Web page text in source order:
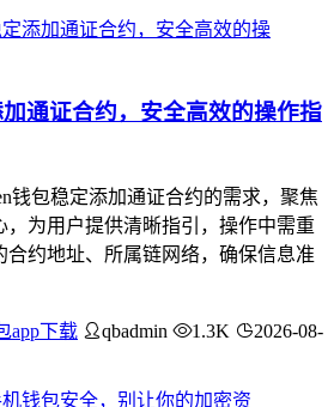
通证合约，安全高效的操作指
钱包稳定添加通证合约的需求，聚焦
，为用户提供清晰指引，操作中需重
合约地址、所属链网络，确保信息准
app下载 qbadmin 1.3K
2026-08-